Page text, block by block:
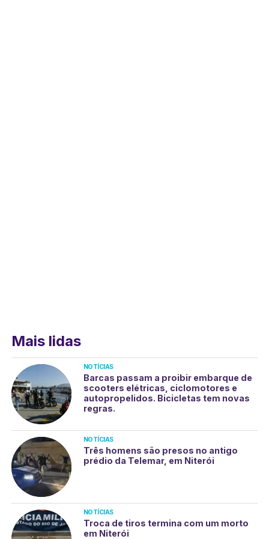
Mais lidas
NOTÍCIAS
Barcas passam a proibir embarque de
scooters elétricas, ciclomotores e
autopropelidos. Bicicletas tem novas
regras.
NOTÍCIAS
Três homens são presos no antigo
prédio da Telemar, em Niterói
NOTÍCIAS
Troca de tiros termina com um morto
em Niterói